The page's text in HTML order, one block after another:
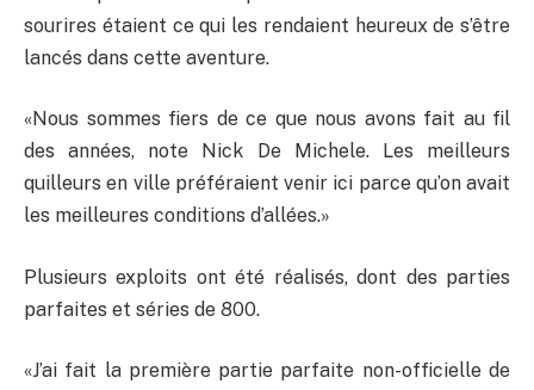
sourires étaient ce qui les rendaient heureux de s’être
lancés dans cette aventure.
«Nous sommes fiers de ce que nous avons fait au fil
des années, note Nick De Michele. Les meilleurs
quilleurs en ville préféraient venir ici parce qu’on avait
les meilleures conditions d’allées.»
Plusieurs exploits ont été réalisés, dont des parties
parfaites et séries de 800.
«J’ai fait la première partie parfaite non-officielle de